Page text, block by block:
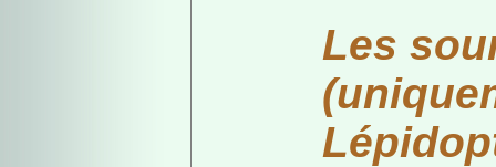
Les